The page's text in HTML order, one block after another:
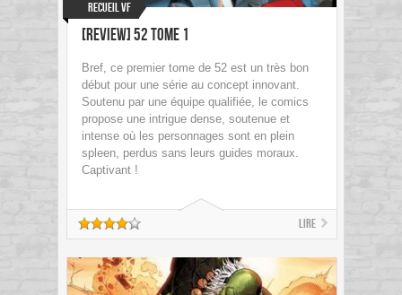
Recueil VF
[Review] 52 tome 1
Bref, ce premier tome de 52 est un très bon
début pour une série au concept innovant.
Soutenu par une équipe qualifiée, le comics
propose une intrigue dense, soutenue et
intense où les personnages sont en plein
spleen, perdus sans leurs guides moraux.
Captivant !
Lire